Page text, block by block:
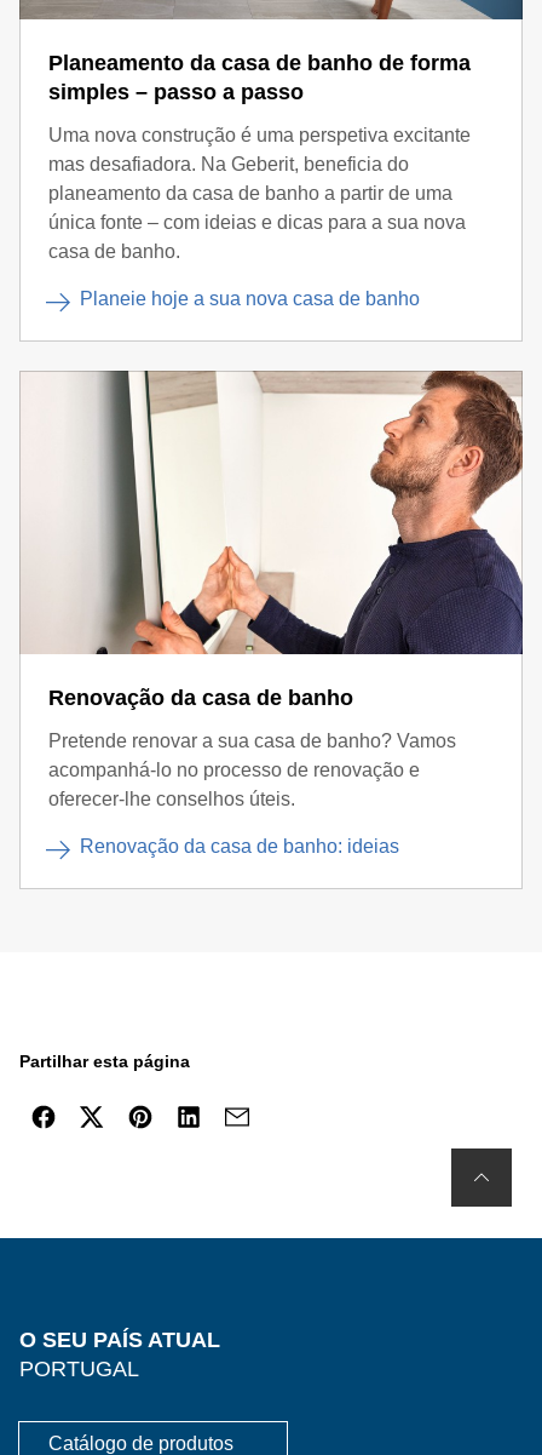
Planeamento da casa de banho de forma
simples – passo a passo
Uma nova construção é uma perspetiva excitante
mas desafiadora. Na Geberit, beneficia do
planeamento da casa de banho a partir de uma
única fonte – com ideias e dicas para a sua nova
casa de banho.
Planeie hoje a sua nova casa de banho
Renovação da casa de banho
Pretende renovar a sua casa de banho? Vamos
acompanhá-lo no processo de renovação e
oferecer-lhe conselhos úteis.
Renovação da casa de banho: ideias
Partilhar esta página
O SEU PAÍS ATUAL
PORTUGAL
Catálogo de produtos